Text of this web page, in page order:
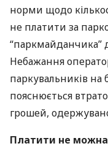
норми щодо
не платити за
“паркмайданчика”
Небажання
паркувальників на
пояснюється
грошей,
Платити не